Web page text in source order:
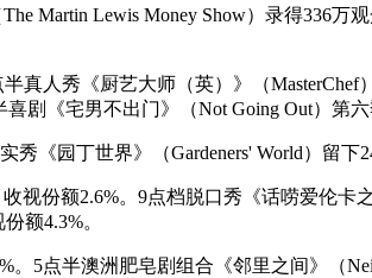
Martin Lewis Money Show）录得336万
真人秀《厨艺大师（英）》（
剧《宅男不出门》（Not Going Out）第
《园丁世界》（Gardeners' World）留下
视份额2.6%。9点档脱口秀《话唠爱伦卡
额4.3%。
5点半澳洲肥皂剧组合《邻里之间》（